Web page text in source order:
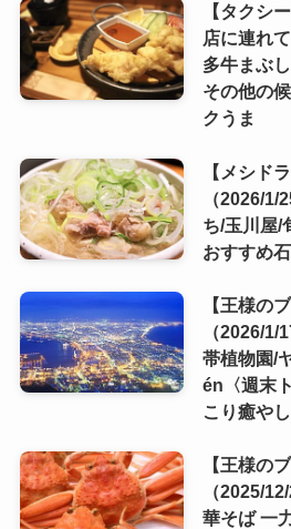
【タクシ
店に連れ
多牛まぶ
その他の
クうま
【メシド
（2026/1/
ち/玉川屋/
おすすめ
【王様の
（2026/1/
帯植物園/
én〈週末
こり癒や
【王様の
（2025/
華そば 一